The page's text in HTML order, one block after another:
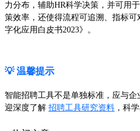
力分布，辅助HR科学决策，并可用
策效率，还使得流程可追溯、指标
字化应用白皮书2023》。
💡 温馨提示
智能招聘工具不是单独标准，应与
迎深度了解 招聘工具研究资料 ，科